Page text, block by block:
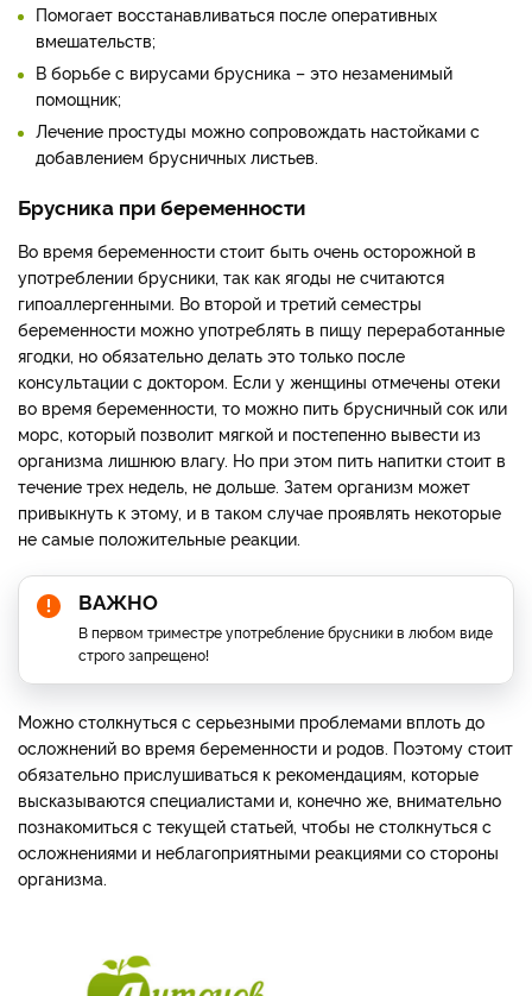
Помогает восстанавливаться после оперативных
вмешательств;
В борьбе с вирусами брусника – это незаменимый
помощник;
Лечение простуды можно сопровождать настойками с
добавлением брусничных листьев.
Брусника при беременности
Во время беременности стоит быть очень осторожной в
употреблении брусники, так как ягоды не считаются
гипоаллергенными. Во второй и третий семестры
беременности можно употреблять в пищу переработанные
ягодки, но обязательно делать это только после
консультации с доктором. Если у женщины отмечены отеки
во время беременности, то можно пить брусничный сок или
морс, который позволит мягкой и постепенно вывести из
организма лишнюю влагу. Но при этом пить напитки стоит в
течение трех недель, не дольше. Затем организм может
привыкнуть к этому, и в таком случае проявлять некоторые
не самые положительные реакции.
ВАЖНО
В первом триместре употребление брусники в любом виде
строго запрещено!
Можно столкнуться с серьезными проблемами вплоть до
осложнений во время беременности и родов. Поэтому стоит
обязательно прислушиваться к рекомендациям, которые
высказываются специалистами и, конечно же, внимательно
познакомиться с текущей статьей, чтобы не столкнуться с
осложнениями и неблагоприятными реакциями со стороны
организма.